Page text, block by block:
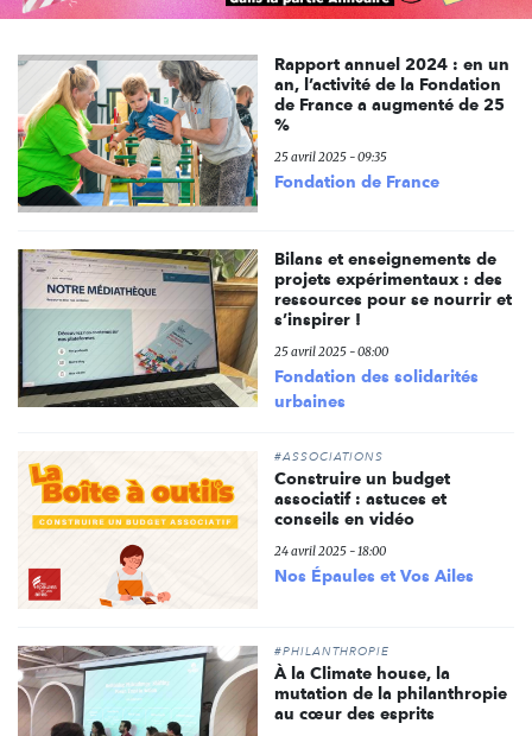
Rapport annuel 2024 : en un
an, l’activité de la Fondation
de France a augmenté de 25
%
25 avril 2025 - 09:35
Fondation de France
Bilans et enseignements de
projets expérimentaux : des
ressources pour se nourrir et
s’inspirer !
25 avril 2025 - 08:00
Fondation des solidarités
urbaines
#ASSOCIATIONS
Construire un budget
associatif : astuces et
conseils en vidéo
24 avril 2025 - 18:00
Nos Épaules et Vos Ailes
#PHILANTHROPIE
À la Climate house, la
mutation de la philanthropie
au cœur des esprits